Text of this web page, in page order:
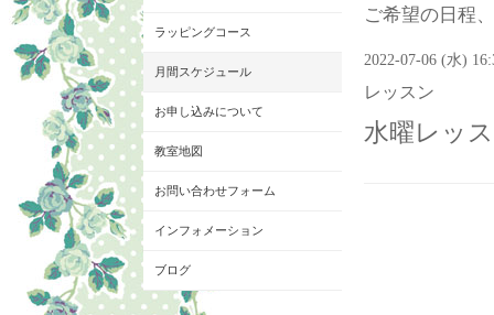
ご希望の日程
2022-07-06 (水)
レッスン
水曜レッ
ラッピングコース
月間スケジュール
お申し込みについて
教室地図
お問い合わせフォーム
インフォメーション
ブログ